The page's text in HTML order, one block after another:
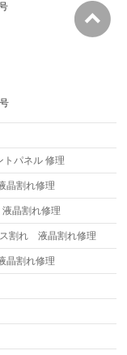
パネル 修理
晶割れ修理
晶割れ修理
割れ 液晶割れ修理
晶割れ修理